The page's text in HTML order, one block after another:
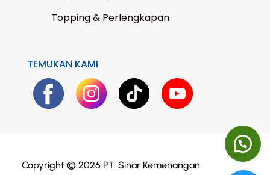
Topping & Perlengkapan
TEMUKAN KAMI
Copyright © 2026 PT. Sinar Kemenangan